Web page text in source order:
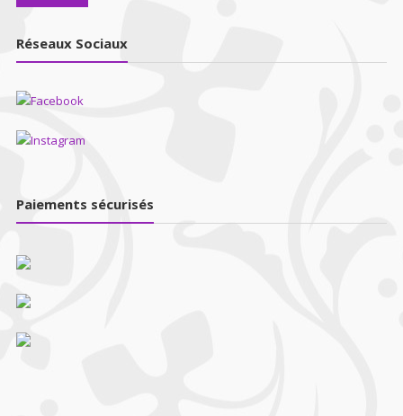
Réseaux Sociaux
Paiements sécurisés